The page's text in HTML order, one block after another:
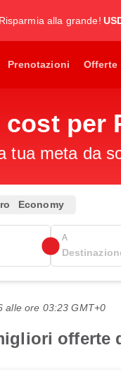
Risparmia alla grande!
Prenotazioni Offerte
per
tua meta da
Economy
A
alle ore 03:23 GMT+0
offerte